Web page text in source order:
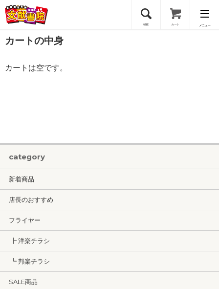
検索 カート メニュー
会員登録
ログイン
カートの中身
カートは空です。
category
新着商品
店長のおすすめ
フライヤー
┣ 洋楽チラシ
┗ 邦楽チラシ
SALE商品